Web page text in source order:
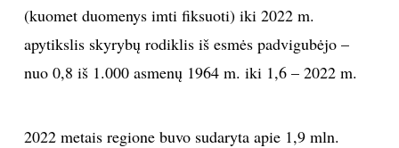
LAISVALAIKIS
(kuomet duomenys imti fiksuoti) iki 2022 m.
apytikslis skyrybų rodiklis iš esmės padvigubėjo –
nuo 0,8 iš 1.000 asmenų 1964 m. iki 1,6 – 2022 m.
2022 metais regione buvo sudaryta apie 1,9 mln.